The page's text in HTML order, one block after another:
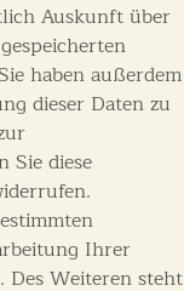
Auskunft über
haben außerdem
dieser Daten zu
Sie diese
Ihrer
Des Weiteren steht